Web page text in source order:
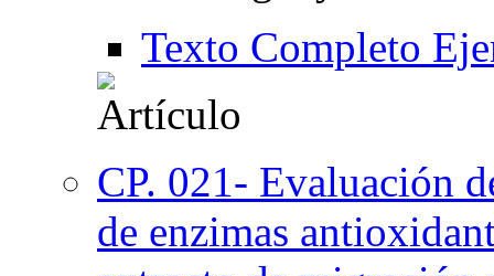
Texto Completo
CP. 021- Evaluación
de enzimas